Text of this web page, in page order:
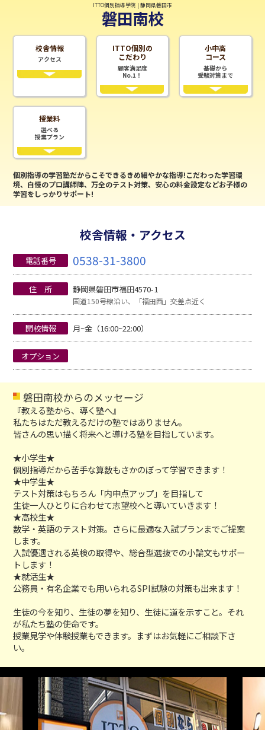
ITTO個別指導学院 | 静岡県磐田市
磐田南校
校舎情報
アクセス
ITTO個別の
こだわり
顧客満足度
No.1！
小中高
コース
基礎から
受験対策まで
授業料
選べる
授業プラン
個別指導の学習塾だからこそできるきめ細やかな指導!こだわった学習環
境、自慢のプロ講師陣、万全のテスト対策、安心の料金設定などお子様の
学習をしっかりサポート!
校舎情報・アクセス
電話番号 0538-31-3800
住 所 静岡県磐田市福田4570-1
国道150号線沿い、「福田西」交差点近く
開校情報 月~金（16:00~22:00）
オプション
磐田南校からのメッセージ
『教える塾から、導く塾へ』
私たちはただ教えるだけの塾ではありません。
皆さんの思い描く将来へと導ける塾を目指しています。
★小学生★
個別指導だから苦手な算数もさかのぼって学習できます！
★中学生★
テスト対策はもちろん「内申点アップ」を目指して
生徒一人ひとりに合わせて志望校へと導いていきます！
★高校生★
数学・英語のテスト対策。さらに最適な入試プランまでご提案
します。
入試優遇される英検の取得や、総合型選抜での小論文もサポー
トします！
★就活生★
公務員・有名企業でも用いられるSPI試験の対策も出来ます！
生徒の今を知り、生徒の夢を知り、生徒に道を示すこと。それ
が私たち塾の使命です。
授業見学や体験授業もできます。まずはお気軽にご相談下さ
い。